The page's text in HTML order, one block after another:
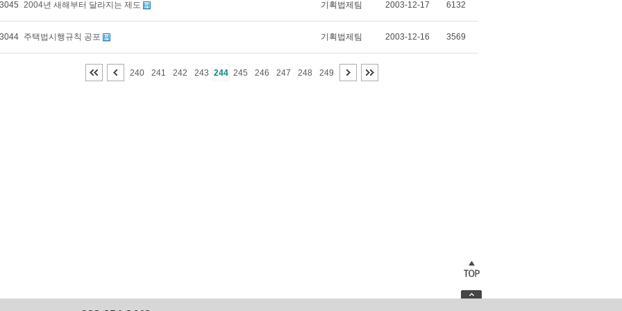
2004년 새해부터 달라지는 제도 기획법제팀 2003-12-17 6132
주택법시행규칙 공포 기획법제팀 2003-12-16 3569
240 241 242 243 244 245 246 247 248 249